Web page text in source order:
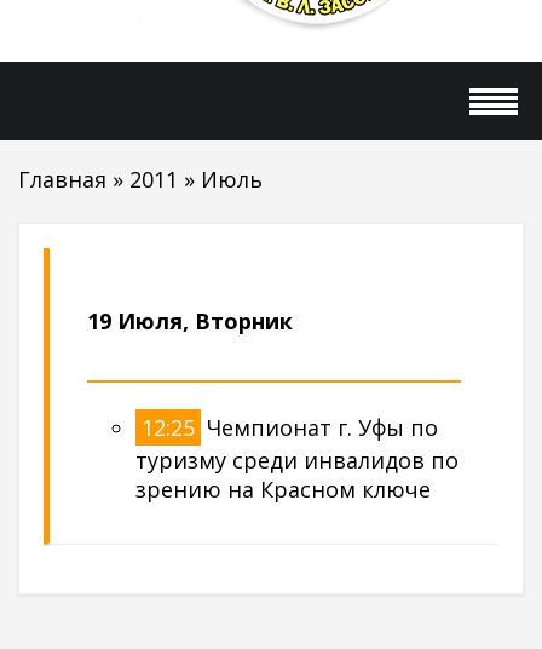
Главная » 2011 » Июль
19 Июля, Вторник
12:25 Чемпионат г. Уфы по
туризму среди инвалидов по
зрению на Красном ключе